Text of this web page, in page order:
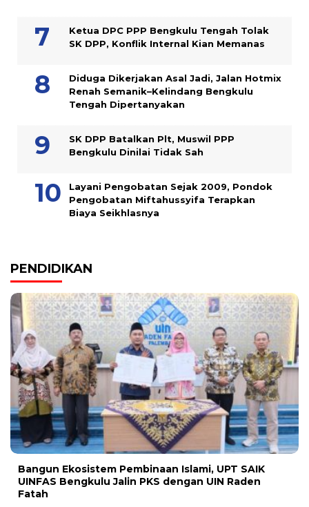
Ketua DPC PPP Bengkulu Tengah Tolak
SK DPP, Konflik Internal Kian Memanas
Diduga Dikerjakan Asal Jadi, Jalan Hotmix
Renah Semanik–Kelindang Bengkulu
Tengah Dipertanyakan
SK DPP Batalkan Plt, Muswil PPP
Bengkulu Dinilai Tidak Sah
Layani Pengobatan Sejak 2009, Pondok
Pengobatan Miftahussyifa Terapkan
Biaya Seikhlasnya
PENDIDIKAN
Bangun Ekosistem Pembinaan Islami, UPT SAIK
UINFAS Bengkulu Jalin PKS dengan UIN Raden
Fatah